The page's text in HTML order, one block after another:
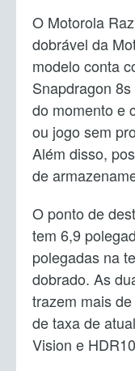
O Motorola
dobrável da
modelo conta
Snapdragon
do momento e
ou jogo sem
Além disso,
de
O ponto de
tem 6,9
polegadas na
dobrado. As
trazem mais
de taxa de
Vision e